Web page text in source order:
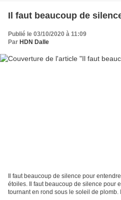
Il faut beaucoup de
Publié le 03/10/2020 à 11:09
Par HDN Dalle
Il faut beaucoup de silence pour
étoiles. Il faut beaucoup de silence pour
tournant en rond sous le soleil de